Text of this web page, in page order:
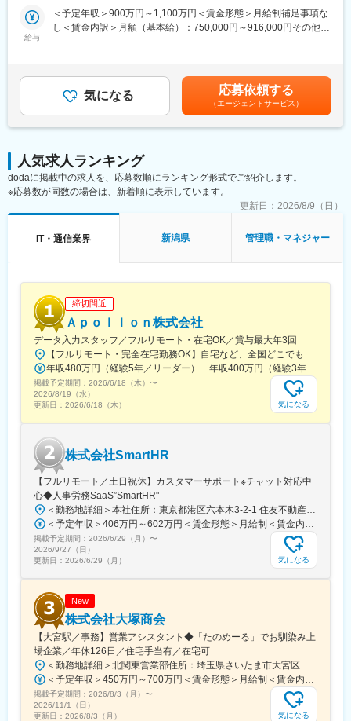
■働き方、就業環境：
・社員一人ひとりが活き活きと活躍できるウェルビーイングな風
◇セキュリティービジネス会社として
・安心安全（セキュア）な社会のDX推進に貢献でき使命感が養わ
れます。サイバー攻撃からお客様を守ることで感謝され達成感を
◇スタートアップ会社として
・新しい価値観を自ら生み出すことができ創造力と主体性が高ま
ります。裁量権が大きく、ありたいビジネスモデルとワークスタ
イルをデザインできます。
ら決済、在庫管理、物流、アフターフォローまでの一連のプロセ
スの実装・改善）について上流工程からお任せいたします。
※EC未経験の方も応募歓迎いたします。
・要件定義を含めた顧客折衝、システム化計画（RFP作成支
援）
・複数名のメンバーを束ねたPJ管理～稼働コントロール（予実
※受託開発の他、自社製品「Vegas」開発の主に2事業があり、
ご本人の志向性やスキルに合わせて配属を決定します。
変化の激しいEC事業に最適なヘッドレスコマース（フロント
採用しています。例えば、カートのシステムを開発時は最新の技
（2）高い市場優位性：
柔軟なシステムを一気通貫で実現できるベンダーとして業界
内でも知名度高く、大手コンシューマー事業会社からの引き合い
も多数です。
■当社の特徴：
お客様に対し「システム」ではなく、課題解決という名の「効
果」を届けるお仕事をしたい方には最適な環境です。
（2）プライム案件のみ：一次請け案件中心のためお客様からダ
イレクトにフィードバックを頂くことができます。
■開発事例：
・キリンビール様：自宅で手軽に生ビール「KIRIN Home Tap」
（テレビCMでもおなじみ！）
・花王様：「ソフィーナ」の通販サイト、フルフィルメントシ
ステム
・日本ロレアル様：同社グループ内NO.1ブランドであるスキン
給与
＜予定年収＞900万円～1,100万円＜賃金形態＞月給制補足事項な
し＜賃金内訳＞月額（基本給）：750,000円～916,000円その他固
額であり、選考を通じて上下する可能性があります。月給(月額)は
固定手当を含めた表記です。
気になる 応募依頼する
（エージェントサービス）
人気求人ランキング
dodaに掲載中の求人を、応募数順にランキング形式でご紹介します。
※応募数が同数の場合は、新着順に表示しています。
更新日： 2026/8/9（日）
IT・通信業界 新潟県 管理職・マネジャー
締切間近
Ａｐｏｌｌｏｎ株式会社
データ入力スタッフ／フルリモート・在宅OK／賞与最大年3回
掲載予定期間： 2026/6/18（木） 〜
2026/8/19（水）
更新日： 2026/6/18（木） 気になる
株式会社SmartHR
【フルリモート／土日祝休】カスタマーサポート※チャット対応中
心◆人事労務SaaS”SmartHR"
掲載予定期間： 2026/6/29（月） 〜
2026/9/27（日）
更新日： 2026/6/29（月） 気になる
New
株式会社大塚商会
【大宮駅／事務】営業アシスタント◆「たのめーる」でお馴染み上
場企業／年休126日／住宅手当有／在宅可
掲載予定期間： 2026/8/3（月） 〜
2026/11/1（日）
更新日： 2026/8/3（月） 気になる